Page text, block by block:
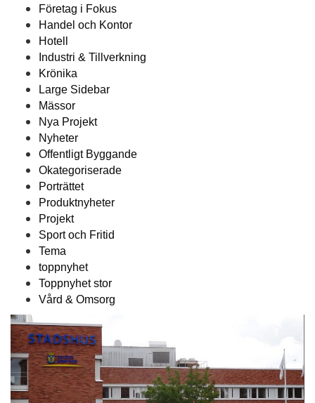
Företag i Fokus
Handel och Kontor
Hotell
Industri & Tillverkning
Krönika
Large Sidebar
Mässor
Nya Projekt
Nyheter
Offentligt Byggande
Okategoriserade
Porträttet
Produktnyheter
Projekt
Sport och Fritid
Tema
toppnyhet
Toppnyhet stor
Vård & Omsorg